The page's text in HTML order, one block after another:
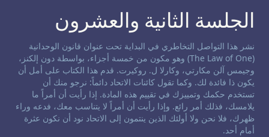
الجلسة الثانية والعشرون
إخلاء مسؤولية حول التواصل التخاطري:
نشر هذا التواصل التخاطري في البداية تحت عنوان قانون الوحدانية
(The Law of One) وهو مكون من خمسة أجزاء، بواسطة دون إلكنز،
وجيمس آلن مكارتي، وكارلا ل. روكيرت. قدم هذا الكتاب على أمل أن
يكون ذا فائدة لك. وكما تقول كائنات الاتحاد دائماً: نرجو منك أن
تستخدم حكمك وتمييزك في تقييم هذه المادة. إذا رأيت أن أمراً ما
يلامسك، فذلك أمر رائع. وإذا رأيت أن أمراً لا يتناسب معك، فدعه وراء
ظهرك، فلا نحن ولا أولئك الذين ينتمون إلى الاتحاد نود أن نكون عثرة
أمام أحد.